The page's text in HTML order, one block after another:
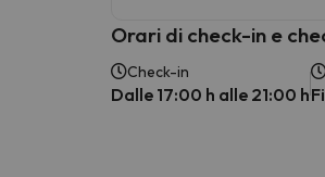
Orari di check-in e
Check-in
Dalle 17:00 h alle 21:00 h